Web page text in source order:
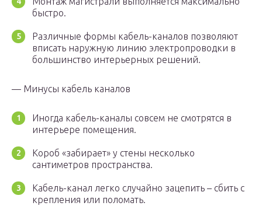
быстро.
Различные формы кабель-каналов позволяют
вписать наружную линию электропроводки в
большинство интерьерных решений.
— Минусы кабель каналов
Иногда кабель-каналы совсем не смотрятся в
интерьере помещения.
Короб «забирает» у стены несколько
сантиметров пространства.
Кабель-канал легко случайно зацепить – сбить с
крепления или поломать.